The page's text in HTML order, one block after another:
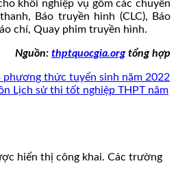
khối nghiệp vụ gồm các chuyên
Báo truyền hình (CLC), Báo
chí, Quay phim truyền hình.
Nguồn: thptquocgia.orgtổng hợp
thức tuyển sinh năm 2022
Lịch sử thi tốt nghiệp THPT năm
hiển thị công khai. Các trường